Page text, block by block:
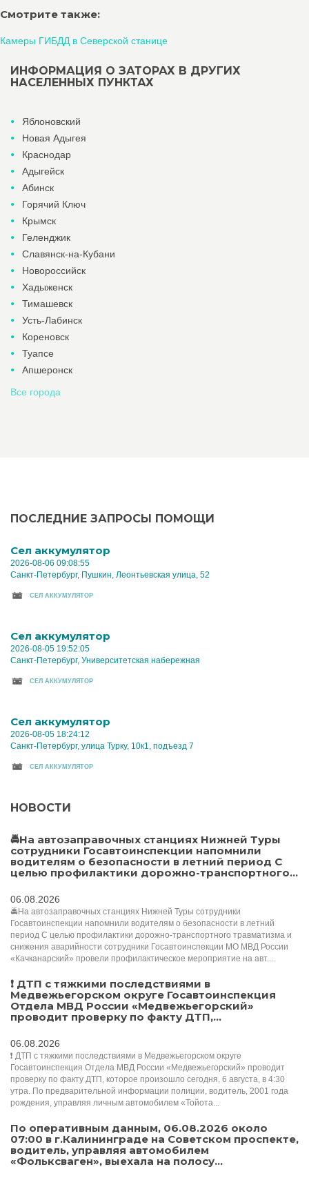
Смотрите также:
Камеры ГИБДД в Северской станице
ИНФОРМАЦИЯ О ЗАТОРАХ В ДРУГИХ
НАСЕЛЕННЫХ ПУНКТАХ
Яблоновский
Новая Адыгея
Краснодар
Адыгейск
Абинск
Горячий Ключ
Крымск
Геленджик
Славянск-на-Кубани
Новороссийск
Хадыженск
Тимашевск
Усть-Лабинск
Кореновск
Туапсе
Апшеронск
Все города
ПОСЛЕДНИЕ ЗАПРОСЫ ПОМОЩИ
Cел аккумулятор
2026-08-06 09:08:55
Санкт-Петербург, Пушкин, Леонтьевская улица, 52
CЕЛ АККУМУЛЯТОР
Cел аккумулятор
2026-08-05 19:52:05
Санкт-Петербург, Университетская набережная
CЕЛ АККУМУЛЯТОР
Cел аккумулятор
2026-08-05 18:24:12
Санкт-Петербург, улица Турку, 10к1, подъезд 7
CЕЛ АККУМУЛЯТОР
НОВОСТИ
🚔На автозаправочных станциях Нижней Туры
сотрудники Госавтоинспекции напомнили
водителям о безопасности в летний период С
целью профилактики дорожно-транспортного...
06.08.2026
🚔На автозаправочных станциях Нижней Туры сотрудники
Госавтоинспекции напомнили водителям о безопасности в летний
период С целью профилактики дорожно-транспортного травматизма и
снижения аварийности сотрудники Госавтоинспекции МО МВД России
«Качканарский» провели профилактическое мероприятие на авт...
❗ ДТП с тяжкими последствиями в
Медвежьегорском округе Госавтоинспекция
Отдела МВД России «Медвежьегорский»
проводит проверку по факту ДТП,...
06.08.2026
❗ ДТП с тяжкими последствиями в Медвежьегорском округе
Госавтоинспекция Отдела МВД России «Медвежьегорский» проводит
проверку по факту ДТП, которое произошло сегодня, 6 августа, в 4:30
утра. По предварительной информации полиции, водитель, 2001 года
рождения, управляя личным автомобилем «Тойота...
По оперативным данным, 06.08.2026 около
07:00 в г.Калининграде на Советском проспекте,
водитель, управляя автомобилем
«Фольксваген», выехала на полосу...